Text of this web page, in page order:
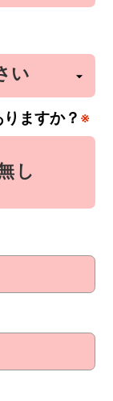
ますか？ ※
し